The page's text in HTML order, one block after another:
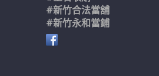
#新竹合法當舖
#新竹永和當鋪